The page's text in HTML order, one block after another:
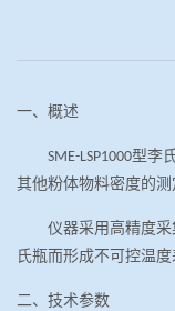
一、概述
SME-LSP1000型李
其他粉体物料密度的测
仪器采用高精度
氏瓶而形成不可控温度
二、 技术参数